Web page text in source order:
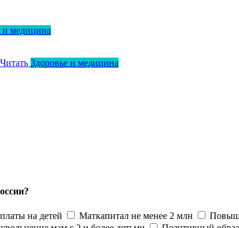
и медицина
Читать Здоровье и медицина
на детей Маткапитал не менее 2 млн